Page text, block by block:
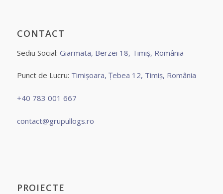
CONTACT
Sediu Social: Giarmata, Berzei 18, Timiș, România
Punct de Lucru: Timișoara, Țebea 12, Timiș, România
+40 783 001 667
contact@grupullogs.ro
PROIECTE